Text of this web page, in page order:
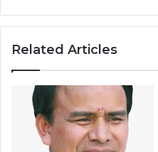
Related Articles